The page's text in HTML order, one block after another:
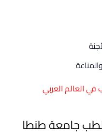
العالم العربي
جامعة طنطا